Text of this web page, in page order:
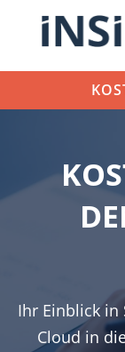
Ihr Einblick in
Cloud in